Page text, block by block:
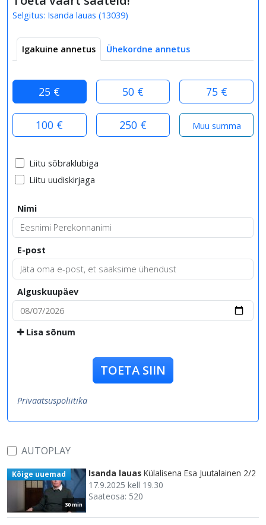
Selgitus: Isanda lauas (13039)
Igakuine annetus Ühekordne annetus
25 € 50 € 75 €
100 € 250 €
Liitu sõbraklubiga
Liitu uudiskirjaga
Nimi
E-post
Alguskuupäev
Lisa sõnum
TOETA SIIN
Privaatsuspoliitika
AUTOPLAY
30 min
Kõige uuemad Isanda lauas Külalisena Esa Juutalainen 2/2
17.9.2025 kell 19.30
Saateosa: 520